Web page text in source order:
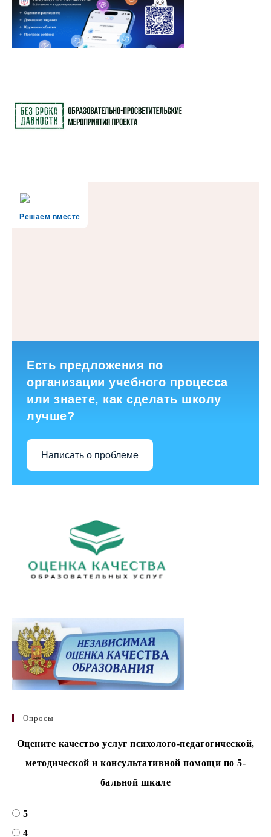
Решаем вместе
Есть предложения по
организации учебного процесса
или знаете, как сделать школу
лучше?
Написать о проблеме
Опросы
Оцените качество услуг психолого-педагогической,
методической и консультативной помощи по 5-
бальной шкале
5
4